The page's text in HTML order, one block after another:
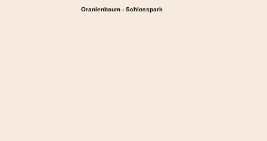
Oranienbaum - Schlosspark